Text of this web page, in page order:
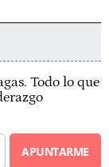
Todo lo que
APUNTARME